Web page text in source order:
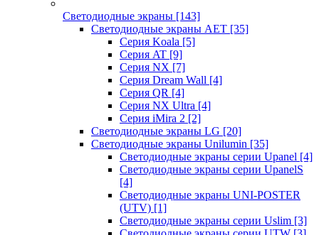
Светодиодные экраны [143]
Светодиодные экраны AET [35]
Cерия Koala [5]
Серия AT [9]
Серия NX [7]
Серия Dream Wall [4]
Серия QR [4]
Серия NX Ultra [4]
Серия iMira 2 [2]
Светодиодные экраны LG [20]
Светодиодные экраны Unilumin [35]
Светодиодные экраны серии Upanel [4]
Светодиодные экраны серии UpanelS
[4]
Светодиодные экраны UNI-POSTER
(UTV) [1]
Светодиодные экраны серии Uslim [3]